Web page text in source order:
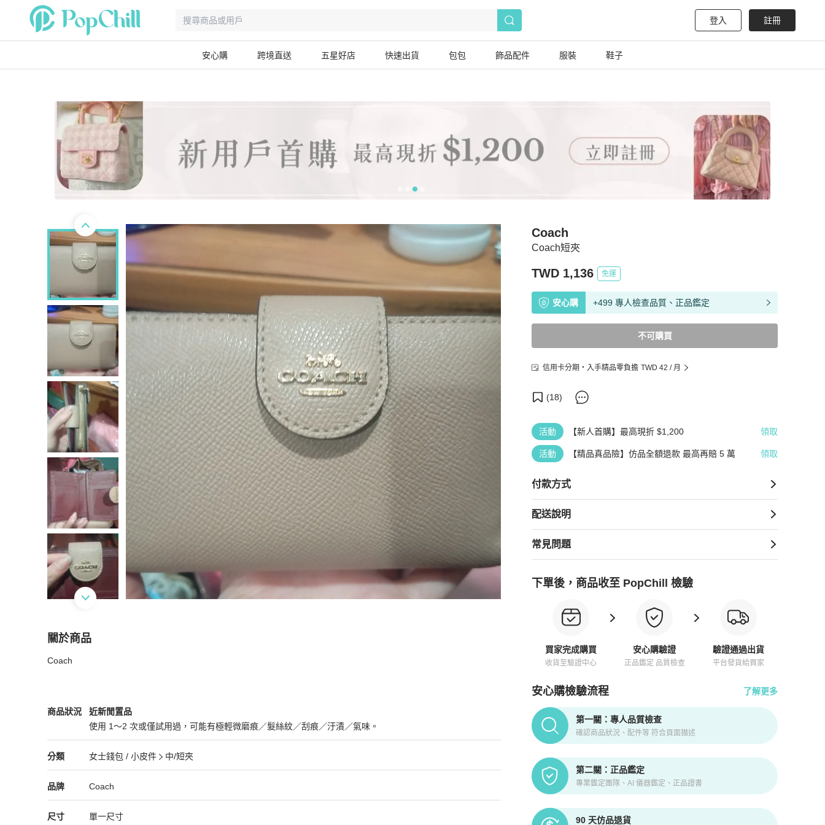
登入 註冊
安心購 跨境直送 五星好店 快速出貨 包包 飾品配件 服裝 鞋子
Coach短夾
Coach
TWD 1,136 免運
安心購 +499 專人檢查品質、正品鑑定
不可購買
信用卡分期・入手精品零負擔 TWD 42 / 月
(18)
活動 【新人首購】最高現折 $1,200 領取
活動 【精品真品險】仿品全額退款 最高再賠 5 萬 領取
付款方式
配送說明
常見問題
下單後，商品收至 PopChill 檢驗
買家完成購買
收貨至驗證中心
安心購驗證
正品鑑定 品質檢查
驗證通過出貨
平台發貨給買家
安心購檢驗流程 了解更多
PopChill拍拍圈正品驗證、安心購檢驗流程介紹
第一關：專人品質檢查
確認商品狀況、配件等 符合頁面描述
第二關：正品鑑定
專業鑑定團隊、AI 儀器鑑定、正品證書
90 天仿品退貨
關於商品
關於Coach短夾
Coach
商品狀況
Coach女士錢包 / 小皮件
近新閒置品
使用 1～2 次或僅試用過，可能有極輕微磨痕／髮絲紋／刮痕／汙漬／氣味。
近新閒置品
分類
Coach 女士錢包 / 小皮件分類資訊
女士錢包 / 小皮件
中/短夾
女士錢包 / 小皮件/中/短夾推薦
品牌
Coach 女士錢包 / 小皮件
Coach
Coach 推薦清單
尺寸 單一尺寸